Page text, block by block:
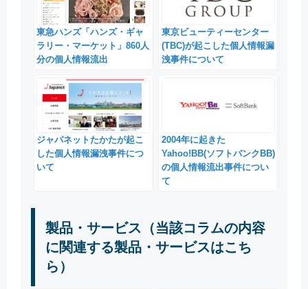
東急ハンズ「ハンズ・ギャ
ラリー・マーケット」860人
分の個人情報流出
東京ビューティーセンター
(TBC)が起こした個人情報漏
洩事件について
ジャパネットたかたが起こ
した個人情報漏洩事件につ
いて
2004年に起きた
Yahoo!BB(ソフトバンクBB)
の個人情報流出事件につい
て
製品・サービス（当該コラムの内容
に関連する製品・サービスはこち
ら）